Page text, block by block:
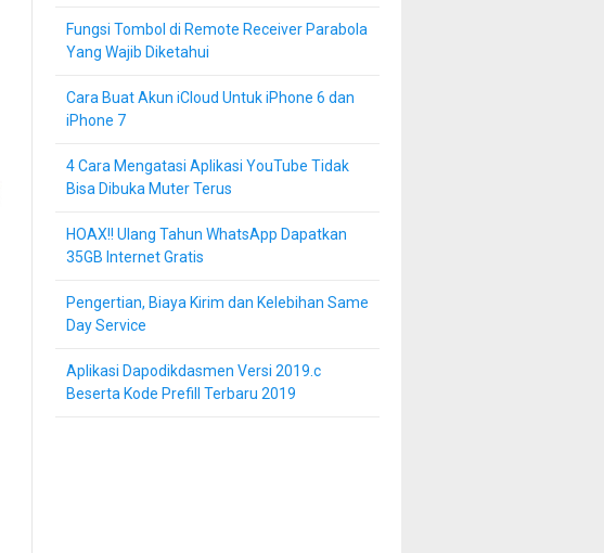
Fungsi Tombol di Remote Receiver Parabola
Yang Wajib Diketahui
Cara Buat Akun iCloud Untuk iPhone 6 dan
iPhone 7
4 Cara Mengatasi Aplikasi YouTube Tidak
Bisa Dibuka Muter Terus
HOAX!! Ulang Tahun WhatsApp Dapatkan
35GB Internet Gratis
Pengertian, Biaya Kirim dan Kelebihan Same
Day Service
Aplikasi Dapodikdasmen Versi 2019.c
Beserta Kode Prefill Terbaru 2019